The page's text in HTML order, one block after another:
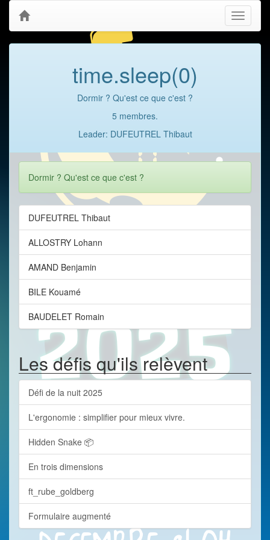
Toggle
time.sleep(0)
Dormir ? Qu'est ce que c'est ?
5 membres.
Leader: DUFEUTREL Thibaut
Dormir ? Qu'est ce que c'est ?
DUFEUTREL Thibaut
ALLOSTRY Lohann
AMAND Benjamin
BILE Kouamé
BAUDELET Romain
Les défis qu'ils relèvent
Défi de la nuit 2025
L'ergonomie : simplifier pour mieux vivre.
Hidden Snake 📦
En trois dimensions
ft_rube_goldberg
Formulaire augmenté